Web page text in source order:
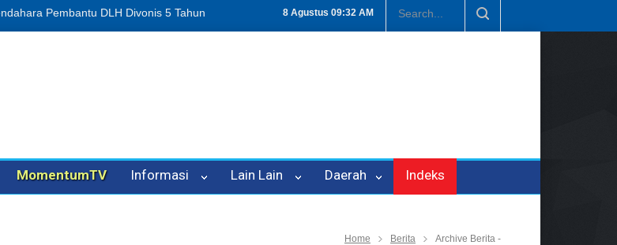
8 Agustus 09:32 AM
Pembantu DLH Divonis 5 Tahun Dugaan Penipuan Oleh Oknum Kadis, Kuasa Hukum Pelapor Desak Polisi
MomentumTV Informasi Lain Lain Daerah Indeks
Home Berita Archive Berita -